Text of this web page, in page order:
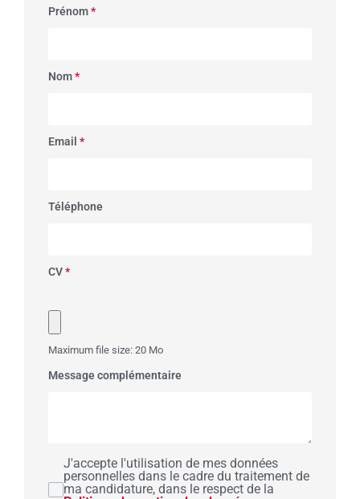
Prénom*
Nom*
Email *
Téléphone
CV*
Maximum file size: 20 Mo
Message complémentaire
J'accepte l'utilisation de mes données
personnelles dans le cadre du traitement de
ma candidature, dans le respect de la